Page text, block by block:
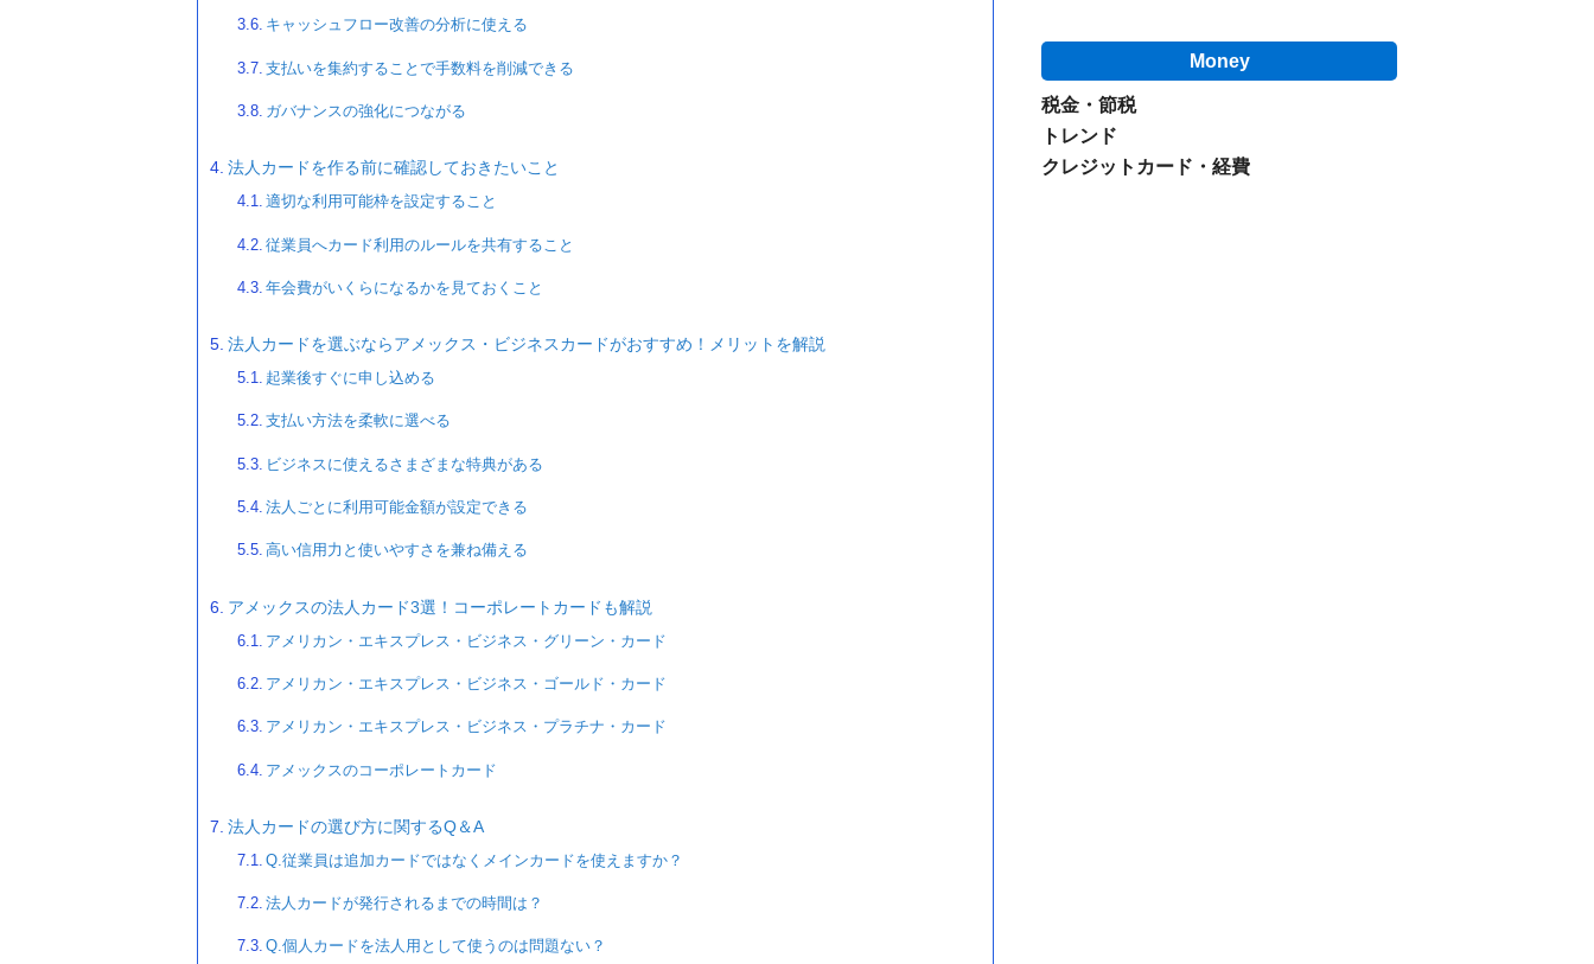
キャッシュフロー改善の分析に使える
支払いを集約することで手数料を削減できる
ガバナンスの強化につながる
法人カードを作る前に確認しておきたいこと
適切な利用可能枠を設定すること
従業員へカード利用のルールを共有すること
年会費がいくらになるかを見ておくこと
法人カードを選ぶならアメックス・ビジネスカードがおすすめ！メリットを解説
起業後すぐに申し込める
支払い方法を柔軟に選べる
ビジネスに使えるさまざまな特典がある
法人ごとに利用可能金額が設定できる
高い信用力と使いやすさを兼ね備える
アメックスの法人カード3選！コーポレートカードも解説
アメリカン・エキスプレス・ビジネス・グリーン・カード
アメリカン・エキスプレス・ビジネス・ゴールド・カード
アメリカン・エキスプレス・ビジネス・プラチナ・カード
アメックスのコーポレートカード
法人カードの選び方に関するQ＆A
Q.従業員は追加カードではなくメインカードを使えますか？
法人カードが発行されるまでの時間は？
Q.個人カードを法人用として使うのは問題ない？
Money
税金・節税
トレンド
クレジットカード・経費